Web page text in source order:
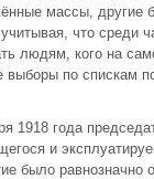
массы, другие
что среди
людям, кого на
по спискам
1918 года
и
было